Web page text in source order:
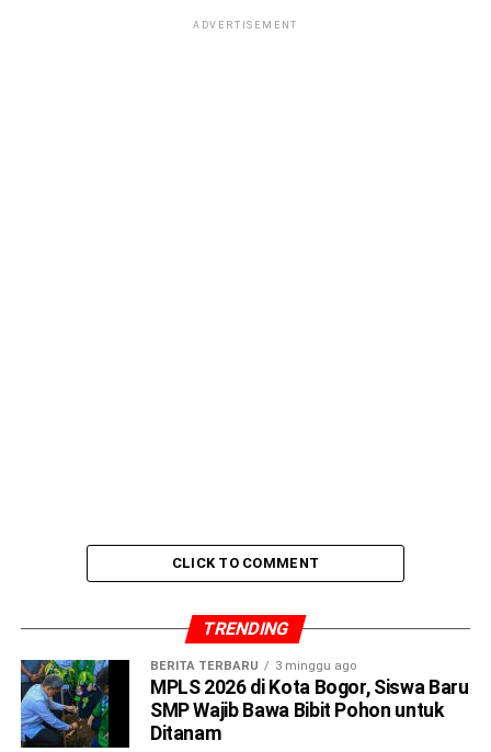
“Ade Yasin berpesan kepada pelaku UMKM yang lain agar
terus meningkatkan kualitas produksi yang tinggi, dan
harus mampu menguasai pasar dalam negeri, lebih
ADVERTISEMENT
CLICK TO COMMENT
TRENDING
BERITA TERBARU 3 minggu ago
MPLS 2026 di Kota Bogor, Siswa Baru
SMP Wajib Bawa Bibit Pohon untuk
Ditanam